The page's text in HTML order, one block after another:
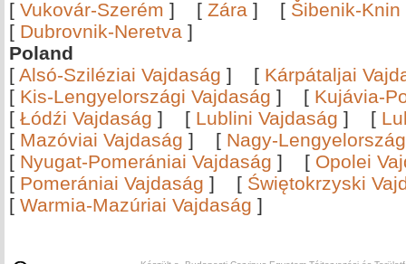
[ Vukovár-Szerém ] [ Zára ] [ Šibenik-Knin
[ Dubrovnik-Neretva ]
Poland
[ Alsó-Sziléziai Vajdaság ] [ Kárpátaljai
[ Kis-Lengyelországi Vajdaság ] [ Kujávia-
[ Łódźi Vajdaság ] [ Lublini Vajdaság ] [
[ Mazóviai Vajdaság ] [ Nagy-
[ Nyugat-Pomerániai Vajdaság ] [ Opolei
[ Pomerániai Vajdaság ] [ Świętokrzyski
[ Warmia-Mazúriai Vajdaság ]